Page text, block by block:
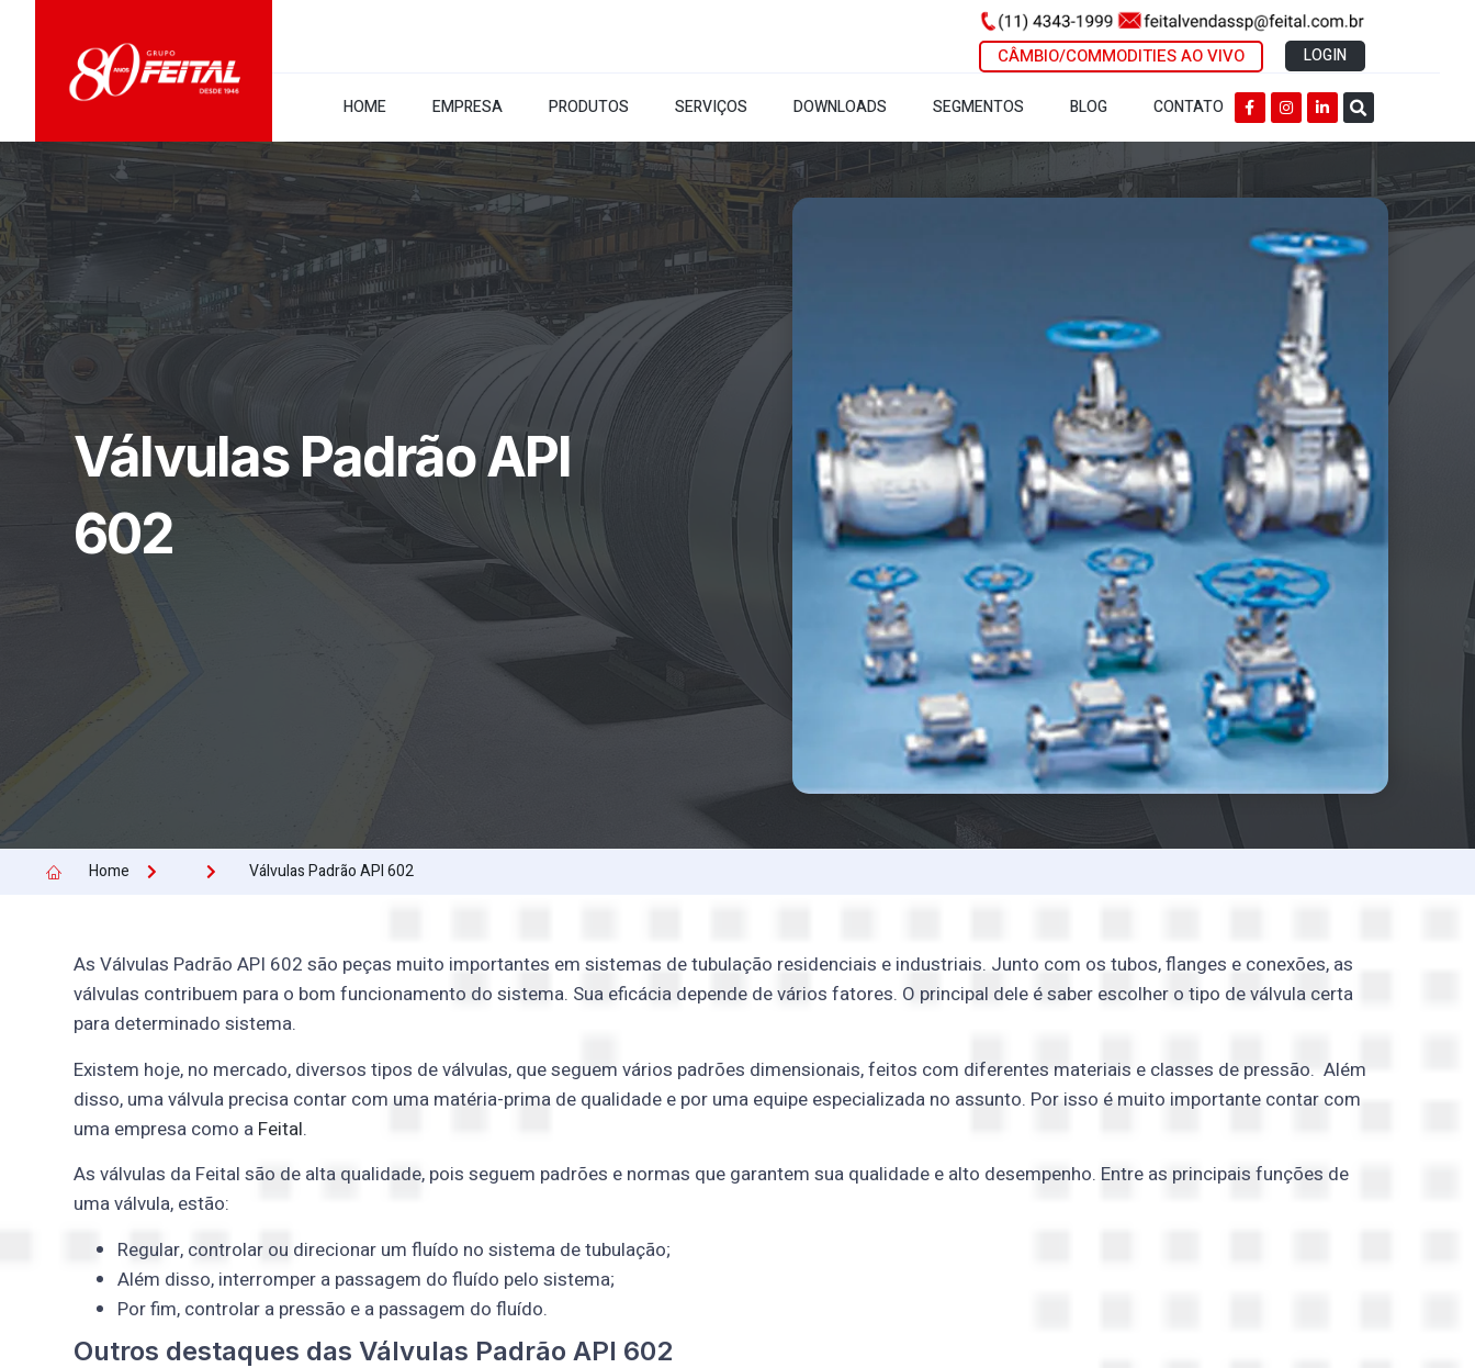
CÂMBIO/COMMODITIES AO VIVO LOGIN
HOME EMPRESA PRODUTOS SERVIÇOS DOWNLOADS SEGMENTOS BLOG CONTATO
Válvulas Padrão API
602
Home Válvulas Padrão API 602
As Válvulas Padrão API 602 são peças muito importantes em sistemas de tubulação residenciais e industriais. Junto com os tubos, flanges e conexões, as
válvulas contribuem para o bom funcionamento do sistema. Sua eficácia depende de vários fatores. O principal dele é saber escolher o tipo de válvula certa
para determinado sistema.
Existem hoje, no mercado, diversos tipos de válvulas, que seguem vários padrões dimensionais, feitos com diferentes materiais e classes de pressão. Além
disso, uma válvula precisa contar com uma matéria-prima de qualidade e por uma equipe especializada no assunto. Por isso é muito importante contar com
uma empresa como a Feital.
As válvulas da Feital são de alta qualidade, pois seguem padrões e normas que garantem sua qualidade e alto desempenho. Entre as principais funções de
uma válvula, estão:
Regular, controlar ou direcionar um fluído no sistema de tubulação;
Além disso, interromper a passagem do fluído pelo sistema;
Por fim, controlar a pressão e a passagem do fluído.
Outros destaques das Válvulas Padrão API 602